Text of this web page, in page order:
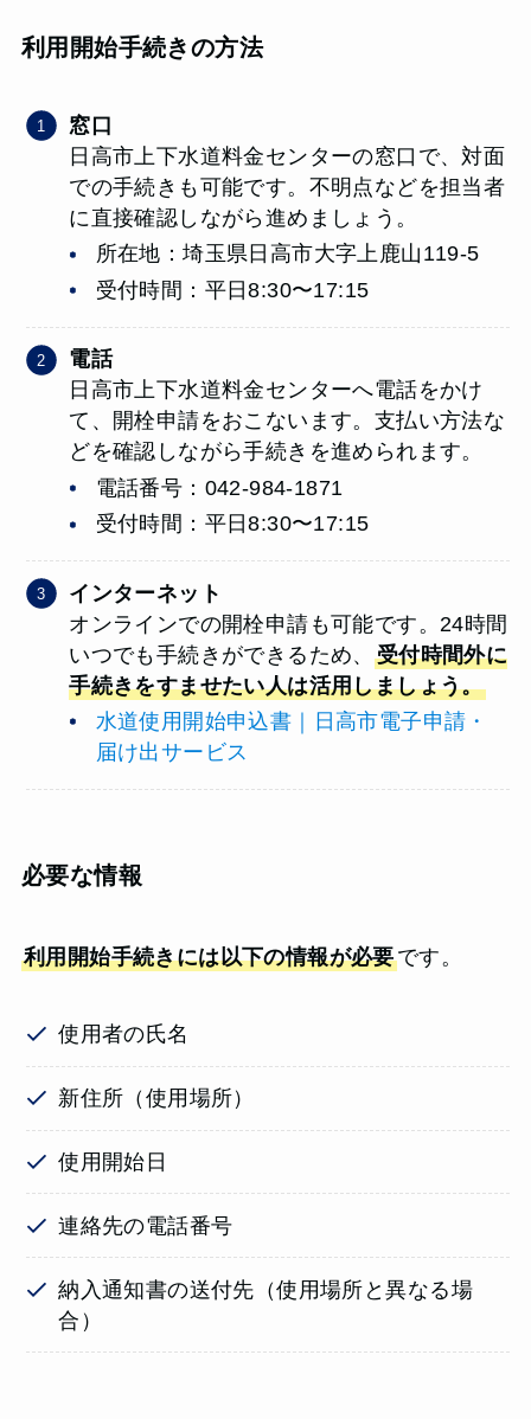
利用開始手続きの方法
窓口
日高市上下水道料金センターの窓口で、対面
での手続きも可能です。不明点などを担当者
に直接確認しながら進めましょう。
所在地：埼玉県日高市大字上鹿山119-5
受付時間：平日8:30〜17:15
電話
日高市上下水道料金センターへ電話をかけ
て、開栓申請をおこないます。支払い方法な
どを確認しながら手続きを進められます。
電話番号：042-984-1871
受付時間：平日8:30〜17:15
インターネット
オンラインでの開栓申請も可能です。24時間
いつでも手続きができるため、 受付時間外に
手続きをすませたい人は活用しましょう。
水道使用開始申込書｜日高市電子申請・
届け出サービス
必要な情報
利用開始手続きには以下の情報が必要です。
使用者の氏名
新住所（使用場所）
使用開始日
連絡先の電話番号
納入通知書の送付先（使用場所と異なる場
合）